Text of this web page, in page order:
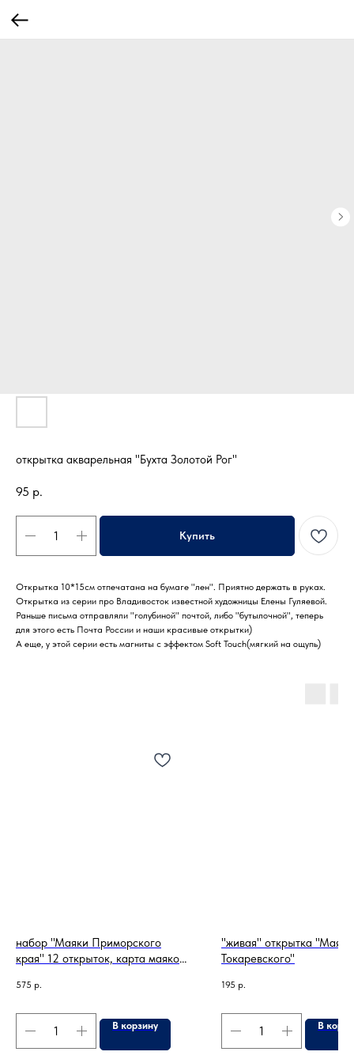
открытка акварельная "Бухта Золотой Рог"
95 р.
Купить
Открытка 10*15см отпечатана на бумаге "лен". Приятно держать в руках.
Открытка из серии про Владивосток известной художницы Елены Гуляевой.
Раньше письма отправляли "голубиной" почтой, либо "бутылочной", теперь
для этого есть Почта России и наши красивые открытки)
А еще, у этой серии есть магниты с эффектом Soft Touch(мягкий на ощупь)
набор "Маяки Приморского
края" 12 открыток, карта маяков,
575 р.
В корзину
"живая" открытка "Маяк
Токаревского"
195 р.
В